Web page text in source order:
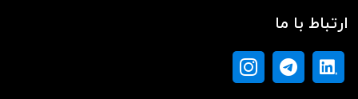
ارتباط با ما